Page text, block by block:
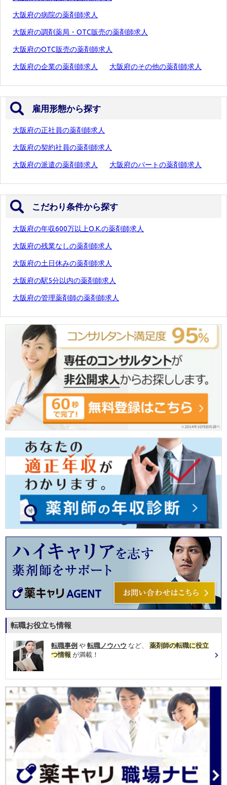
大阪府の病院の薬剤師求人
大阪府の調剤薬局・OTC販売の薬剤師求人
大阪府のOTC販売の薬剤師求人
大阪府の企業の薬剤師求人 大阪府のその他の薬剤師求人
雇用形態から探す
大阪府の正社員の薬剤師求人
大阪府の契約社員の薬剤師求人
大阪府の派遣の薬剤師求人 大阪府のパートの薬剤師求人
こだわり条件から探す
大阪府の年収600万以上O.K.の薬剤師求人
大阪府の残業なしの薬剤師求人
大阪府の土日休みの薬剤師求人
大阪府の駅5分以内の薬剤師求人
大阪府の管理薬剤師の薬剤師求人
転職お役立ち情報
転職事例 や 転職ノウハウ など、 薬剤師の転職に役立
つ情報 が満載！